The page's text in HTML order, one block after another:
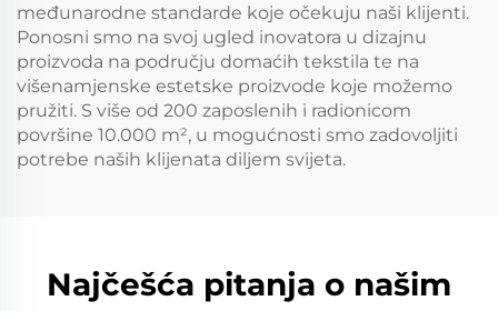
međunarodne standarde koje očekuju naši klijenti.
Ponosni smo na svoj ugled inovatora u dizajnu
proizvoda na području domaćih tekstila te na
višenamjenske estetske proizvode koje možemo
pružiti. S više od 200 zaposlenih i radionicom
površine 10.000 m², u mogućnosti smo zadovoljiti
potrebe naših klijenata diljem svijeta.
Najčešća pitanja o našim